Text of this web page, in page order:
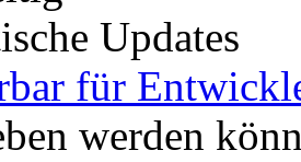
Updates
für
werden